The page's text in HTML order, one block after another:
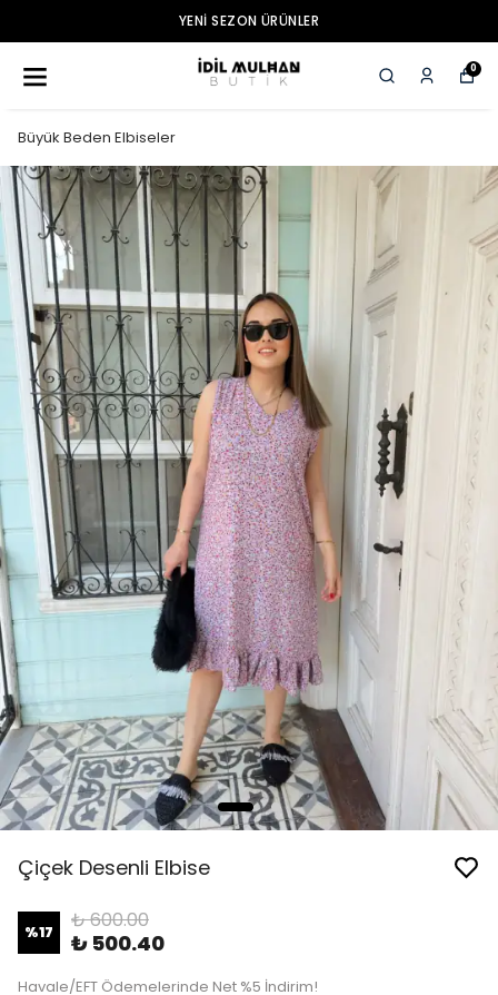
YENI SEZON ÜRÜNLER
0
Büyük Beden Elbiseler
Çiçek Desenli Elbise
%17 ₺ 600.00
₺ 500.40
Havale/EFT Ödemelerinde Net %5 İndirim!